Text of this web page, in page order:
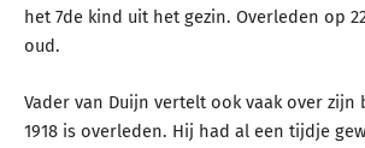
het 7de kind uit het gezin. Overleden op
oud.
Vader van Duijn vertelt ook vaak over zijn
1918 is overleden. Hij had al een tijdje